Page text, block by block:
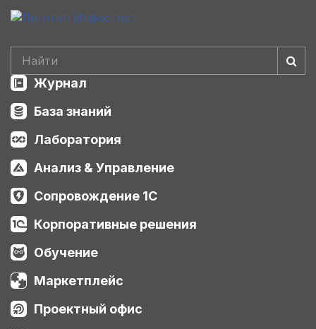
Журнал
База знаний
Лаборатория
Анализ & Управление
Сопровождение 1С
Корпоративные решения
Обучение
Маркетплейс
Проектный офис